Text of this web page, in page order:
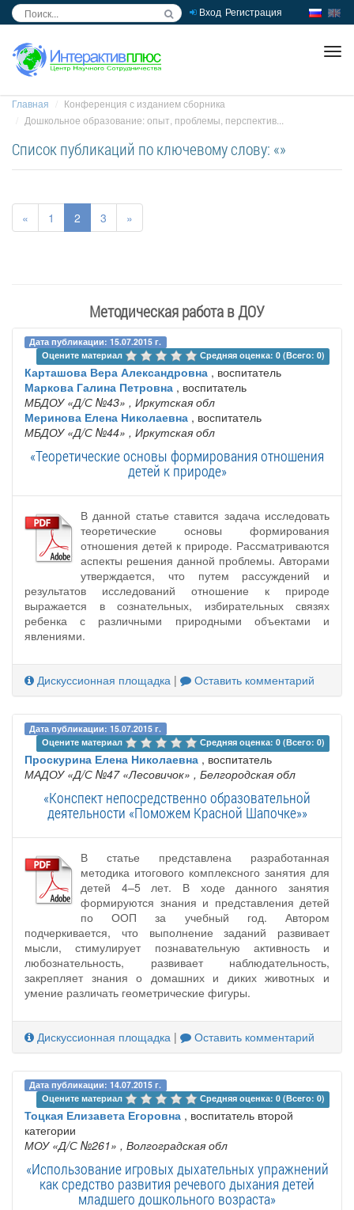
Вход Регистрация
Главная
Конференция с изданием сборника
Дошкольное образование: опыт, проблемы, перспектив...
Список публикаций по ключевому слову: «»
« 1 2 3 »
Методическая работа в ДОУ
Дата публикации: 15.07.2015 г.
Оцените материал
Средняя оценка: 0 (Всего: 0)
Карташова Вера Александровна , воспитатель
Маркова Галина Петровна , воспитатель
МБДОУ «Д/С №43» , Иркутская обл
Меринова Елена Николаевна , воспитатель
МБДОУ «‎Д/С №44» , Иркутская обл
«Теоретические основы формирования отношения
детей к природе»
В данной статье ставится задача исследовать
теоретические основы формирования
отношения детей к природе. Рассматриваются
аспекты решения данной проблемы. Авторами
утверждается, что путем рассуждений и
результатов исследований отношение к природе
выражается в сознательных, избирательных связях
ребенка с различными природными объектами и
явлениями.
Дискуссионная площадка | Оставить комментарий
Дата публикации: 15.07.2015 г.
Оцените материал
Средняя оценка: 0 (Всего: 0)
Проскурина Елена Николаевна , воспитатель
МАДОУ «Д/С №47 «Лесовичок» , Белгородская обл
«Конспект непосредственно образовательной
деятельности «Поможем Красной Шапочке»»
В статье представлена разработанная
методика итогового комплексного занятия для
детей 4–5 лет. В ходе данного занятия
формируются знания и представления детей
по ООП за учебный год. Автором
подчеркивается, что выполнение заданий развивает
мысли, стимулирует познавательную активность и
любознательность, развивает наблюдательность,
закрепляет знания о домашних и диких животных и
умение различать геометрические фигуры.
Дискуссионная площадка | Оставить комментарий
Дата публикации: 14.07.2015 г.
Оцените материал
Средняя оценка: 0 (Всего: 0)
Тоцкая Елизавета Егоровна , воспитатель второй
категории
МОУ «Д/С №261» , Волгоградская обл
«Использование игровых дыхательных упражнений
как средство развития речевого дыхания детей
младшего дошкольного возраста»